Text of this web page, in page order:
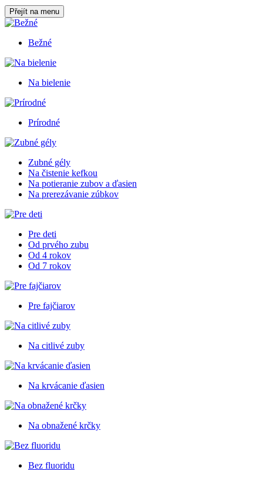
Přejít na menu
Bežné
Na bielenie
Prírodné
Zubné gély
Na čistenie kefkou
Na potieranie zubov a ďasien
Na prerezávanie zúbkov
Pre deti
Od prvého zubu
Od 4 rokov
Od 7 rokov
Pre fajčiarov
Na citlivé zuby
Na krvácanie ďasien
Na obnažené krčky
Bez fluoridu